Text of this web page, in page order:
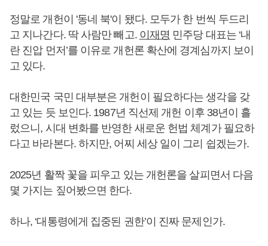
정말로 개헌이 '동네 북'이 됐다. 모두가 한 번씩 두드리
고 지나간다. 딱 사람만 빼고. 이재명 민주당 대표는 ‘내
란 진압 먼저’를 이유로 개헌론 확산에 경계심까지 보이
고 있다.
대한민국 국민 대부분은 개헌이 필요하다는 생각을 갖
고 있는 듯 보인다. 1987년 직선제 개헌 이후 38년이 흘
렀으니, 시대 변화를 반영한 새로운 헌법 체계가 필요하
다고 바라본다. 하지만, 어찌 세상 일이 그리 쉽겠는가.
2025년 활짝 꽃을 피우고 있는 개헌론을 살피면서 다음
몇 가지는 짚어봤으면 한다.
하나, ‘대통령에게 집중된 권한’이 진짜 문제인가.